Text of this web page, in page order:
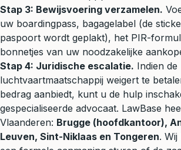
Stap 3: Bewijsvoering verzamelen.
uw boardingpass, bagagelabel (de
paspoort wordt geplakt), het PIR-
bonnetjes van uw noodzakelijke
Stap 4: Juridische escalatie. Indien de
luchtvaartmaatschappij weigert te
bedrag aanbiedt, kunt u de hulp
gespecialiseerde advocaat. LawBase
Vlaanderen: Brugge (hoofdkantoor),
Leuven, Sint-Niklaas en Tongeren.